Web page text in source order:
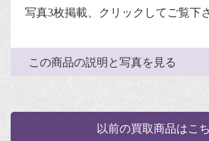
写真3枚掲載、クリックしてご覧下
この商品の説明と写真を見る
以前の買取商品はこ